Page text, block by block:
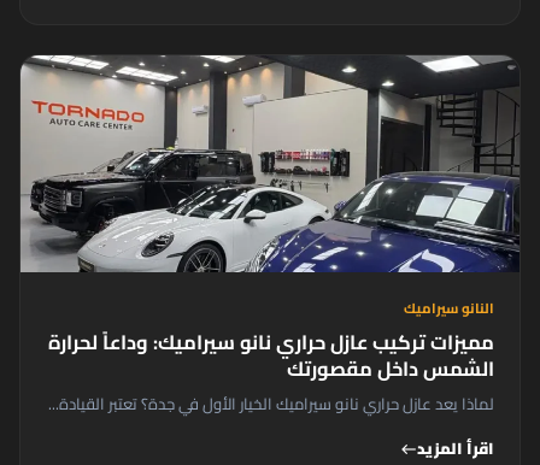
النانو سيراميك
مميزات تركيب عازل حراري نانو سيراميك: وداعاً لحرارة
الشمس داخل مقصورتك
لماذا يعد عازل حراري نانو سيراميك الخيار الأول في جدة؟ تعتبر القيادة...
اقرأ المزيدwest